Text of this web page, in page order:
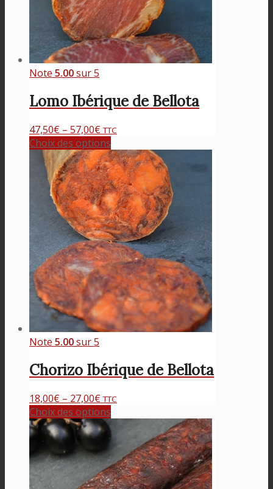
Note 5.00sur 5
Lomo Ibérique de Bellota
47,50€ – 57,00€ TTC
Choix des options
Note 5.00sur 5
Chorizo Ibérique de Bellota
18,00€ – 27,00€ TTC
Choix des options